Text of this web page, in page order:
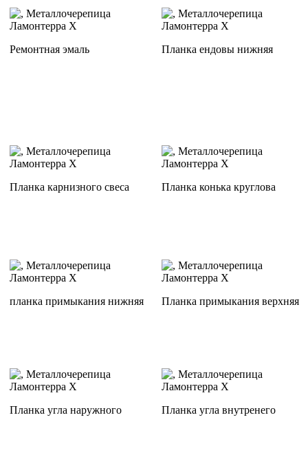
Ремонтная эмаль Планка ендовы нижняя
Планка карнизного свеса Планка конька круглова
планка примыкания нижняя Планка примыкания верхняя
Планка угла наружного Планка угла внутренего